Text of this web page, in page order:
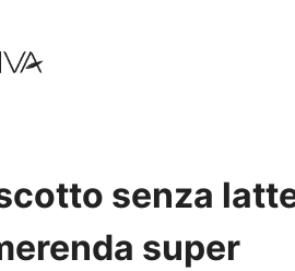
senza
super